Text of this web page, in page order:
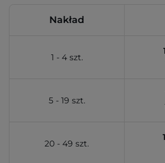
Nakład
1 - 4 szt.
5 - 19 szt.
20 - 49 szt.